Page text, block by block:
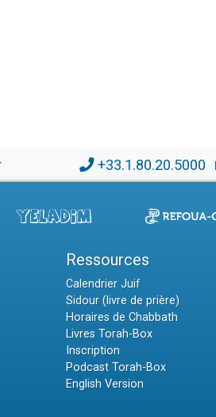
+33.1.80.20.5000
Ressources
Calendrier Juif
Sidour (livre de prière)
Horaires de Chabbath
Livres Torah-Box
Inscription
Podcast Torah-Box
English Version